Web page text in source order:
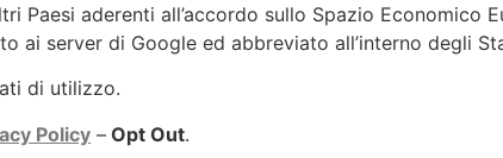
Paesi aderenti all’accordo sullo Spazio Economico
ai server di Google ed abbreviato all’interno degli
di utilizzo.
Policy – Opt Out.